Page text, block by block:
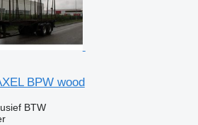
BPW wood
BTW